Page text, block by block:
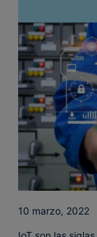
10 marzo, 2022